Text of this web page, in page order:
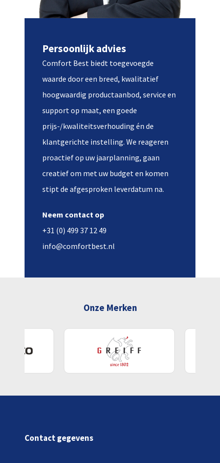
Persoonlijk advies
Comfort Best biedt toegevoegde
waarde door een breed, kwalitatief
hoogwaardig productaanbod, service en
support op maat, een goede
prijs-/kwaliteitsverhouding én de
klantgerichte instelling. We reageren
proactief op uw jaarplanning, gaan
creatief om met uw budget en komen
stipt de afgesproken leverdatum na.
Neem contact op
+31 (0) 499 37 12 49
info@comfortbest.nl
Onze Merken
Contact gegevens